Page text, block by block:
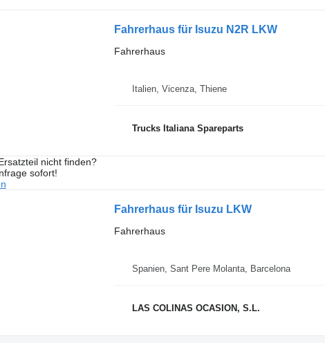
Fahrerhaus für Isuzu N2R LKW
Fahrerhaus
Italien, Vicenza, Thiene
Trucks Italiana Spareparts
nicht finden?
sofort!
Fahrerhaus für Isuzu LKW
Fahrerhaus
Spanien, Sant Pere Molanta, Barcelona
LAS COLINAS OCASION, S.L.